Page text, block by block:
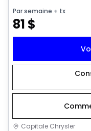
Par semaine + tx
81 $
Capitale Chrysler